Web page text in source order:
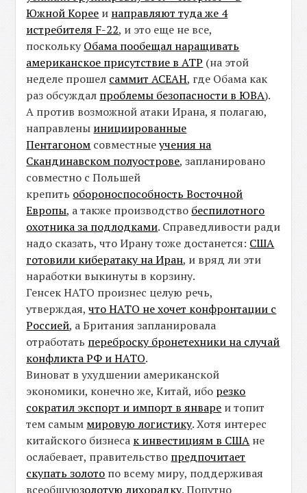
Южной Корее и направляют туда же 4
истребителя F-22, и это еще не все,
поскольку Обама пообещал наращивать
американское присутствие в АТР (на этой
неделе прошел саммит АСЕАН, где Обама как
раз обсуждал проблемы безопасности в ЮВА).
А против возможной атаки Ирана, я полагаю,
направлены инициированные
Пентагоном совместныеучения на
Скандинавском полуострове, запланировано
совместно с Польшей
крепить обороноспособность Восточной
Европы, а также производство беспилотного
охотника за подлодками. Справедливости ради
надо сказать, что Ирану тоже достанется: США
готовили кибератаку на Иран, и вряд ли эти
наработки выкинуты в корзину.
Генсек НАТО произнес целую речь,
утверждая,что НАТО не хочет конфронтации с
Россией, а Британия запланировала
отработать переброску бронетехники на случай
конфликта РФ и НАТО.
Виноват в ухудшении американской
экономики, конечно же, Китай, ибо резко
сократил экспорт и импорт в январе и топит
тем самым мировую логистику. Хотя интерес
китайского бизнеса к инвестициям в США не
ослабевает, правительство предпочитает
скупать золото по всему миру, поддерживая
всеобщуюзолотую лихорадку. Попутно